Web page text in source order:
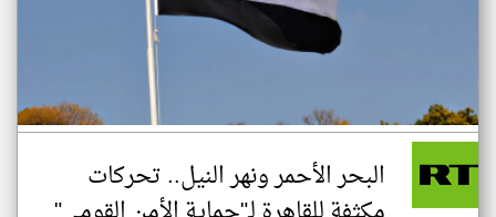
البحر الأحمر ونهر النيل.. تحركات